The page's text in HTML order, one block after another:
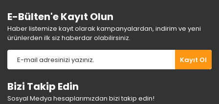
E-Bülten'e Kayıt Olun
Haber listemize kayıt olarak kampanyalardan, indirim ve yeni
ürünlerden ilk siz haberdar olabilirsiniz.
Kayıt Ol
Bizi Takip Edin
Sosyal Medya hesaplarımızdan bizi takip edin!